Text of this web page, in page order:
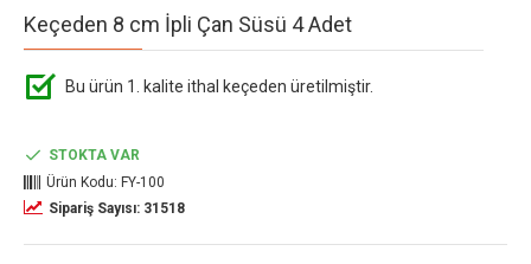
Keçeden 8 cm İpli Çan Süsü 4 Adet
Bu ürün 1. kalite ithal keçeden üretilmiştir.
STOKTA VAR
Ürün Kodu: FY-100
Sipariş Sayısı: 31518